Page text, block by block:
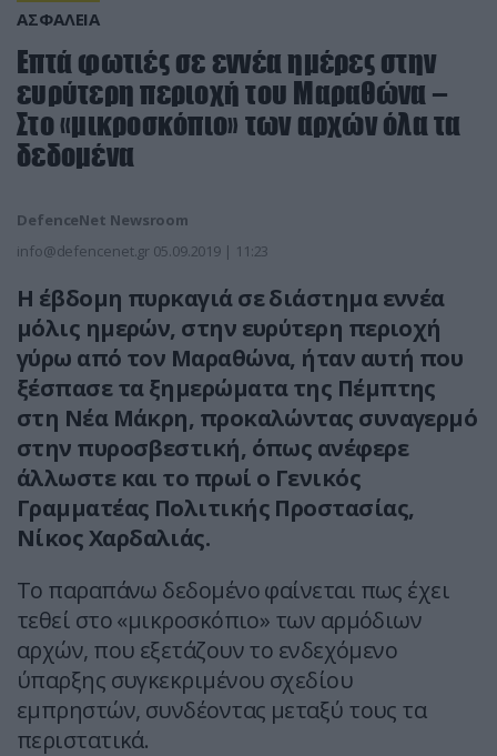
ΑΣΦΑΛΕΙΑ
Επτά φωτιές σε εννέα ημέρες στην
ευρύτερη περιοχή του Μαραθώνα –
Στο «μικροσκόπιο» των αρχών όλα τα
δεδομένα
DefenceNet Newsroom
info@defencenet.gr 05.09.2019 | 11:23
Η έβδομη πυρκαγιά σε διάστημα εννέα
μόλις ημερών, στην ευρύτερη περιοχή
γύρω από τον Μαραθώνα, ήταν αυτή που
ξέσπασε τα ξημερώματα της Πέμπτης
στη Νέα Μάκρη, προκαλώντας συναγερμό
στην πυροσβεστική, όπως ανέφερε
άλλωστε και το πρωί ο Γενικός
Γραμματέας Πολιτικής Προστασίας,
Νίκος Χαρδαλιάς.
Το παραπάνω δεδομένο φαίνεται πως έχει
τεθεί στο «μικροσκόπιο» των αρμόδιων
αρχών, που εξετάζουν το ενδεχόμενο
ύπαρξης συγκεκριμένου σχεδίου
εμπρηστών, συνδέοντας μεταξύ τους τα
περιστατικά.